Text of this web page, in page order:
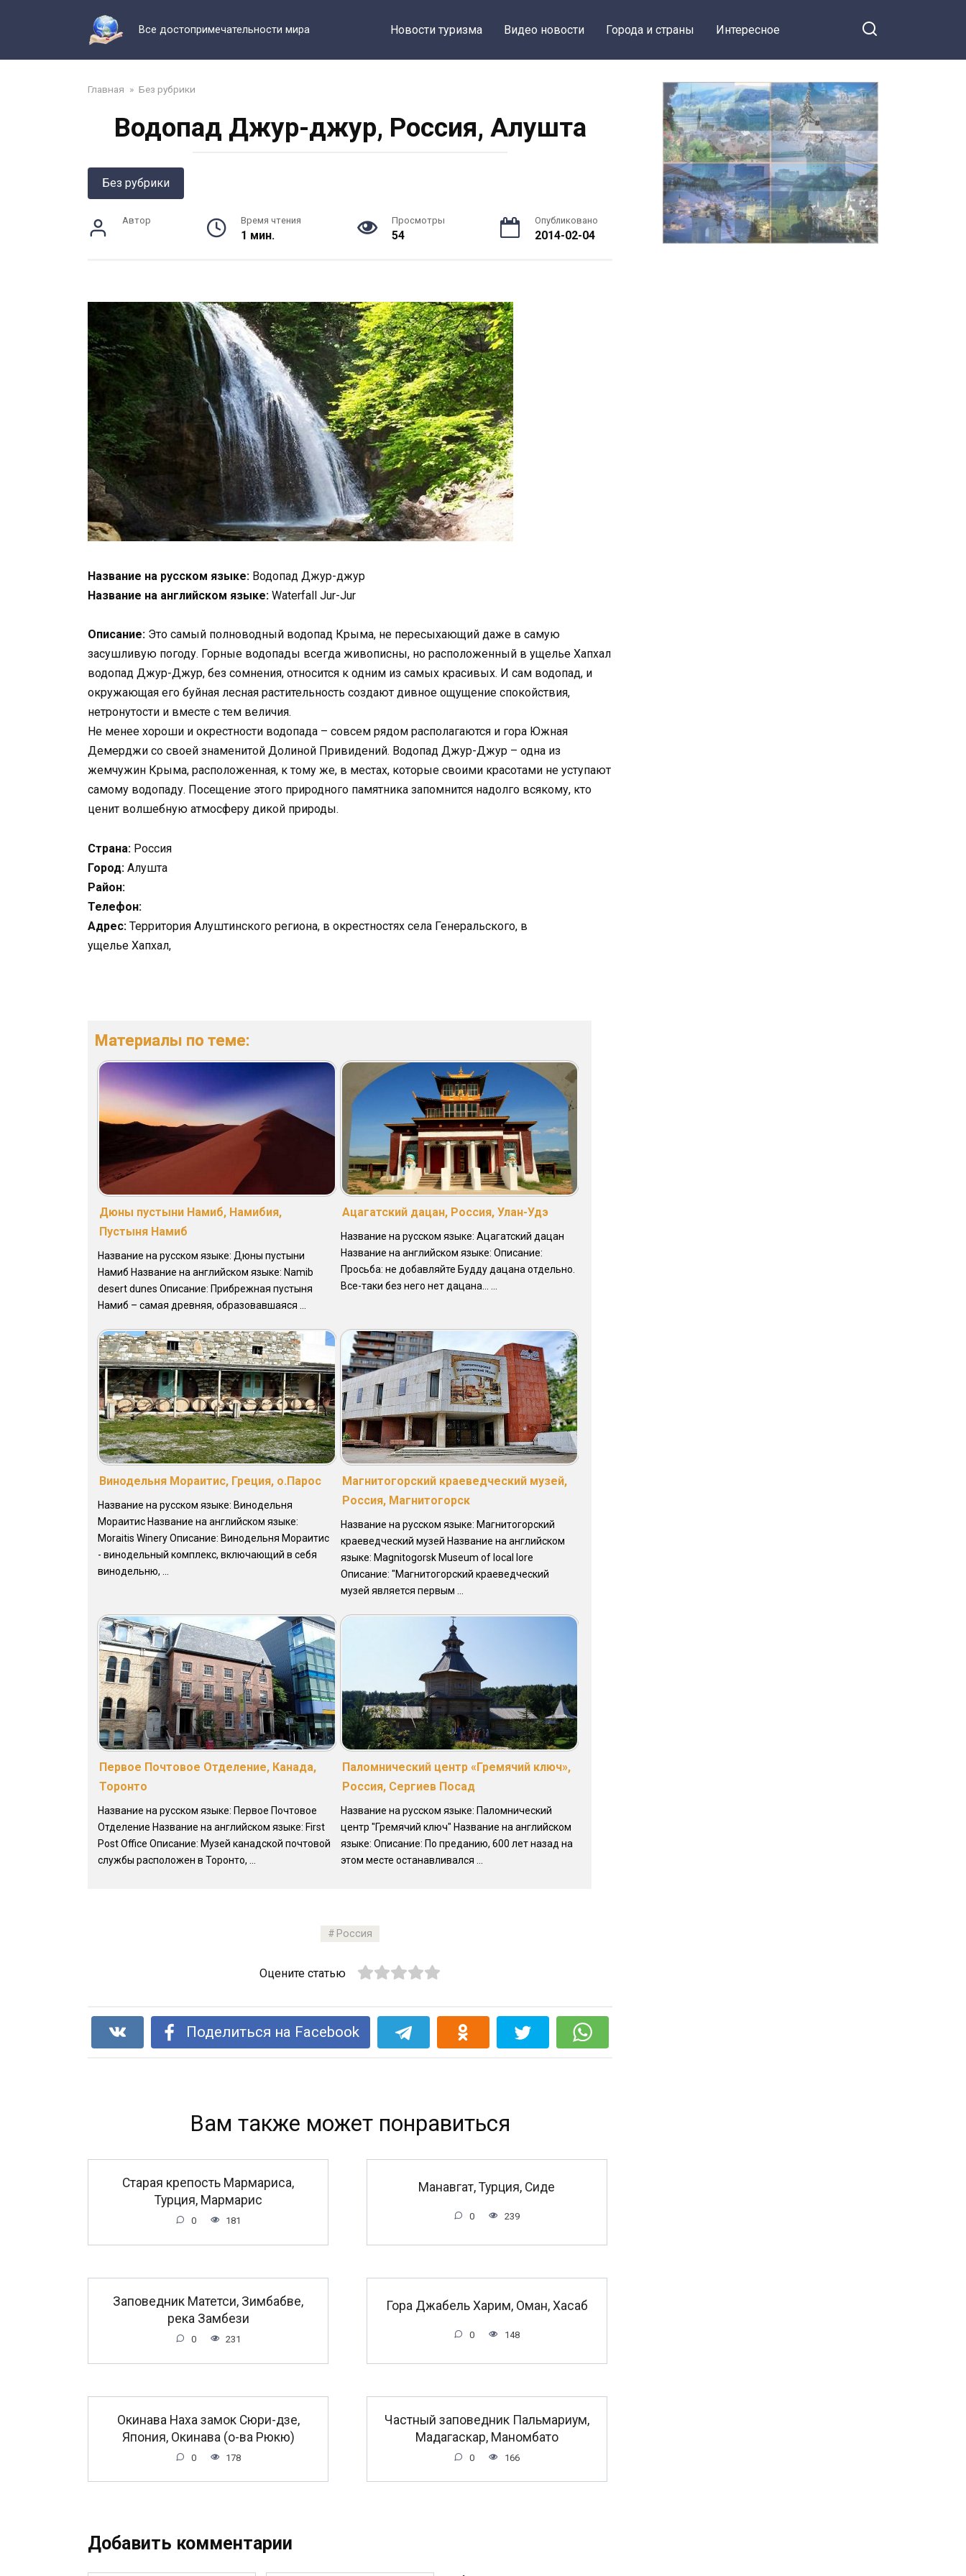
Все достопримечательности мира Новости туризма Видео новости Города и страны Интересное
Главная » Без рубрики
Водопад Джур-джур, Россия, Алушта
Без рубрики
Автор Время чтения
1 мин.
Просмотры
54
Опубликовано
2014-02-04
Название на русском языке: Водопад Джур-джур
Название на английском языке: Waterfall Jur-Jur
Описание: Это самый полноводный водопад Крыма, не пересыхающий даже в самую
засушливую погоду. Горные водопады всегда живописны, но расположенный в ущелье Хапхал
водопад Джур-Джур, без сомнения, относится к одним из самых красивых. И сам водопад, и
окружающая его буйная лесная растительность создают дивное ощущение спокойствия,
нетронутости и вместе с тем величия.
Не менее хороши и окрестности водопада – совсем рядом располагаются и гора Южная
Демерджи со своей знаменитой Долиной Привидений. Водопад Джур-Джур – одна из
жемчужин Крыма, расположенная, к тому же, в местах, которые своими красотами не уступают
самому водопаду. Посещение этого природного памятника запомнится надолго всякому, кто
ценит волшебную атмосферу дикой природы.
Страна: Россия
Город: Алушта
Район:
Телефон:
Адрес: Территория Алуштинского региона, в окрестностях села Генеральского, в
ущелье Хапхал,
Материалы по теме:
Дюны пустыни Намиб, Намибия,
Пустыня Намиб
Название на русском языке: Дюны пустыни
Намиб Название на английском языке: Namib
desert dunes Описание: Прибрежная пустыня
Намиб – самая древняя, образовавшаяся ...
Ацагатский дацан, Россия, Улан-Удэ
Название на русском языке: Ацагатский дацан
Название на английском языке: Описание:
Просьба: не добавляйте Будду дацана отдельно.
Все-таки без него нет дацана... ...
Винодельня Мораитис, Греция, о.Парос
Название на русском языке: Винодельня
Мораитис Название на английском языке:
Moraitis Winery Описание: Винодельня Мораитис
- винодельный комплекс, включающий в себя
винодельню, ...
Магнитогорский краеведческий музей,
Россия, Магнитогорск
Название на русском языке: Магнитогорский
краеведческий музей Название на английском
языке: Magnitogorsk Museum of local lore
Описание: "Магнитогорский краеведческий
музей является первым ...
Первое Почтовое Отделение, Канада,
Торонто
Название на русском языке: Первое Почтовое
Отделение Название на английском языке: First
Post Office Описание: Музей канадской почтовой
службы расположен в Торонто, ...
Паломнический центр «Гремячий ключ»,
Россия, Сергиев Посад
Название на русском языке: Паломнический
центр "Гремячий ключ" Название на английском
языке: Описание: По преданию, 600 лет назад на
этом месте останавливался ...
Россия
Оцените статью
Поделиться на Facebook
Вам также может понравиться
Старая крепость Мармариса,
Турция, Мармарис
0 181
Манавгат, Турция, Сиде
0 239
Заповедник Матетси, Зимбабве,
река Замбези
0 231
Гора Джабель Харим, Оман, Хасаб
0 148
Окинава Наха замок Сюри-дзе,
Япония, Окинава (о-ва Рюкю)
0 178
Частный заповедник Пальмариум,
Мадагаскар, Маномбато
0 166
Добавить комментарии